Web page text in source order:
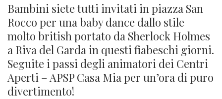
Bambini siete tutti invitati in piazza San
Rocco per una baby dance dallo stile
molto british portato da Sherlock Holmes
a Riva del Garda in questi fiabeschi giorni.
Seguite i passi degli animatori dei Centri
Aperti – APSP Casa Mia per un’ora di puro
divertimento!